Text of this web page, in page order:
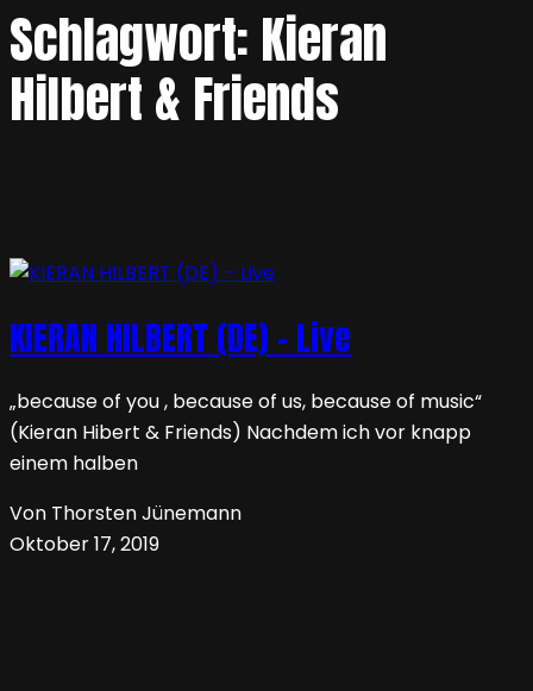
Schlagwort: Kieran
Hilbert & Friends
KIERAN HILBERT (DE) – Live
„because of you , because of us, because of music“
(Kieran Hibert & Friends) Nachdem ich vor knapp
einem halben
Von Thorsten Jünemann
Oktober 17, 2019